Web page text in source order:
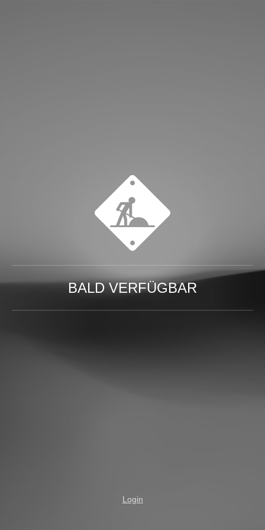
BALD VERFÜGBAR
Login